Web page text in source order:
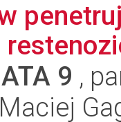
9 ,